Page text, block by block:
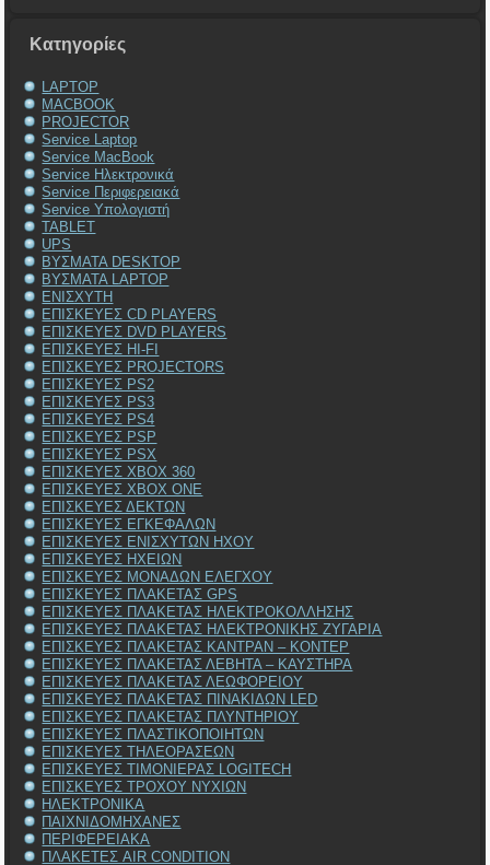
Kατηγορίες
LAPTOP
MACBOOK
PROJECTOR
Service Laptop
Service MacBook
Service Ηλεκτρονικά
Service Περιφερειακά
Service Υπολογιστή
TABLET
UPS
ΒΥΣΜΑΤΑ DESKTOP
ΒΥΣΜΑΤΑ LAPTOP
ΕΝΙΣΧΥΤΗ
ΕΠΙΣΚΕΥΕΣ CD PLAYERS
ΕΠΙΣΚΕΥΕΣ DVD PLAYERS
ΕΠΙΣΚΕΥΕΣ HI-FI
ΕΠΙΣΚΕΥΕΣ PROJECTORS
ΕΠΙΣΚΕΥΕΣ PS2
ΕΠΙΣΚΕΥΕΣ PS3
ΕΠΙΣΚΕΥΕΣ PS4
ΕΠΙΣΚΕΥΕΣ PSP
ΕΠΙΣΚΕΥΕΣ PSX
ΕΠΙΣΚΕΥΕΣ XBOX 360
ΕΠΙΣΚΕΥΕΣ XBOX ONE
ΕΠΙΣΚΕΥΕΣ ΔΕΚΤΩΝ
ΕΠΙΣΚΕΥΕΣ ΕΓΚΕΦΑΛΩΝ
ΕΠΙΣΚΕΥΕΣ ΕΝΙΣΧΥΤΩΝ ΗΧΟΥ
ΕΠΙΣΚΕΥΕΣ ΗΧΕΙΩΝ
ΕΠΙΣΚΕΥΕΣ ΜΟΝΑΔΩΝ ΕΛΕΓΧΟΥ
ΕΠΙΣΚΕΥΕΣ ΠΛΑΚΕΤΑΣ GPS
ΕΠΙΣΚΕΥΕΣ ΠΛΑΚΕΤΑΣ ΗΛΕΚΤΡΟΚΟΛΛΗΣΗΣ
ΕΠΙΣΚΕΥΕΣ ΠΛΑΚΕΤΑΣ ΗΛΕΚΤΡΟΝΙΚΗΣ ΖΥΓΑΡΙΑ
ΕΠΙΣΚΕΥΕΣ ΠΛΑΚΕΤΑΣ ΚΑΝΤΡΑΝ – ΚΟΝΤΕΡ
ΕΠΙΣΚΕΥΕΣ ΠΛΑΚΕΤΑΣ ΛΕΒΗΤΑ – ΚΑΥΣΤΗΡΑ
ΕΠΙΣΚΕΥΕΣ ΠΛΑΚΕΤΑΣ ΛΕΩΦΟΡΕΙΟΥ
ΕΠΙΣΚΕΥΕΣ ΠΛΑΚΕΤΑΣ ΠΙΝΑΚΙΔΩΝ LED
ΕΠΙΣΚΕΥΕΣ ΠΛΑΚΕΤΑΣ ΠΛΥΝΤΗΡΙΟΥ
ΕΠΙΣΚΕΥΕΣ ΠΛΑΣΤΙΚΟΠΟΙΗΤΩΝ
ΕΠΙΣΚΕΥΕΣ ΤΗΛΕΟΡΑΣΕΩΝ
ΕΠΙΣΚΕΥΕΣ ΤΙΜΟΝΙΕΡΑΣ LOGITECH
ΕΠΙΣΚΕΥΕΣ ΤΡΟΧΟΥ ΝΥΧΙΩΝ
ΗΛΕΚΤΡΟΝΙΚΑ
ΠΑΙΧΝΙΔΟΜΗΧΑΝΕΣ
ΠΕΡΙΦΕΡΕΙΑΚΑ
ΠΛΑΚΕΤΕΣ AIR CONDITION